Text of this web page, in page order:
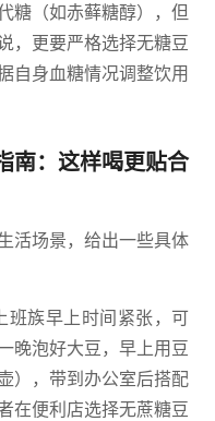
糖（如赤藓糖醇），但
，更要严格选择无糖豆
自身血糖情况调整饮用
南：这样喝更贴合
活场景，给出一些具体
班族早上时间紧张，可
晚泡好大豆，早上用豆
），带到办公室后搭配
在便利店选择无蔗糖豆